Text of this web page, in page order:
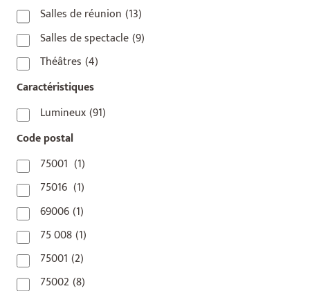
Salles de réunion (13)
Salles de spectacle(9)
Théâtres (4)
Caractéristiques
Lumineux(91)
Code postal
75001 (1)
75016 (1)
69006(1)
75 008(1)
75001 (2)
75002 (8)